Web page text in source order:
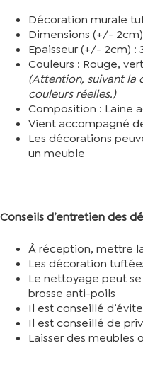
Décoration murale
Dimensions (+/-
Epaisseur (+/- 2cm) :
Couleurs : Rouge,
(Attention, suivant la
couleurs réelles.)
Composition : Laine
Vient accompagné
Les décorations
un meuble
Conseils d’entretien des
À réception, mettre
Les décoration
Le nettoyage peut se
brosse anti-poils
Il est conseillé
Il est conseillé de
Laisser des meubles